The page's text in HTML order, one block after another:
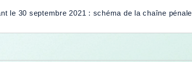
le 30 septembre 2021 : schéma de la chaîne pénale